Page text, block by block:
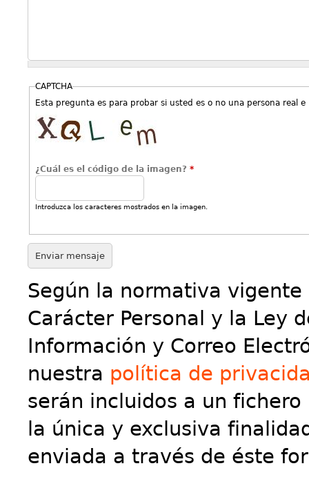
CAPTCHA
Esta pregunta es para probar si usted es o no una persona real
¿Cuál es el código de la imagen? *
Introduzca los caracteres mostrados en la imagen.
Según la normativa
Carácter Personal y la Ley
Información y Correo
nuestra política de
serán incluidos a un
la única y exclusiva
enviada a través de éste